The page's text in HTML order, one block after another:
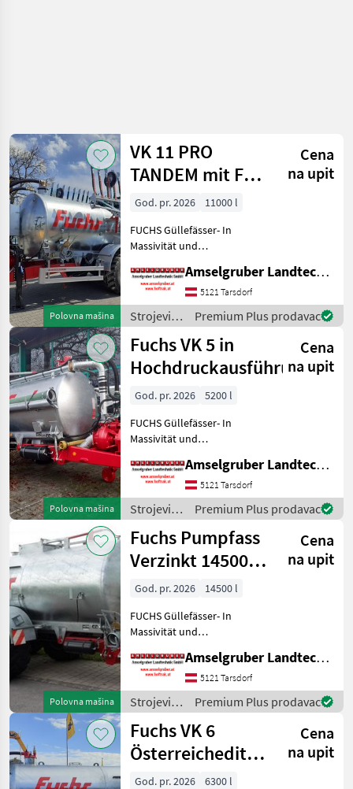
Polovna mašina
VK 11 PRO
TANDEM mit FSV
12 Meter FUCHS
Schlepp
Cena
na upit
God. pr. 2026
11000 l
FUCHS Güllefässer- In
Massivität und
(Stärkste Materialstärken +
Beste Materialen und Beste
Komponenten der
führenden TOP Hersteller!)
Sei
Amselgruber Landtechnik GmbH
5121 Tarsdorf
Strojevi
za
đubrenje,
gnojenje i
navodnjavanje
/ Fuchs
Premium Plus prodavac
Polovna mašina
Fuchs VK 5 in
Hochdruckausführung
Cena
na upit
God. pr. 2026
5200 l
FUCHS Güllefässer- In
Massivität und
(Stärkste Materialstärken +
Beste Materialen und Beste
Komponenten der
führenden TOP Hersteller!)
Sei
Amselgruber Landtechnik GmbH
5121 Tarsdorf
Strojevi
za
đubrenje,
gnojenje i
navodnjavanje
/ Fuchs
Premium Plus prodavac
Polovna mašina
Fuchs Pumpfass
Verzinkt 14500
Liter TOP
Cena
na upit
God. pr. 2026
14500 l
FUCHS Güllefässer- In
Massivität und
(Stärkste Materialstärken +
Beste Materialen und Beste
Komponenten der
führenden TOP Hersteller!)
Sei
Amselgruber Landtechnik GmbH
5121 Tarsdorf
Strojevi
za
đubrenje,
gnojenje i
navodnjavanje
/ Fuchs
Premium Plus prodavac
Fuchs VK 6
Österreichedition
TOP
Cena
na upit
God. pr. 2026
6300 l